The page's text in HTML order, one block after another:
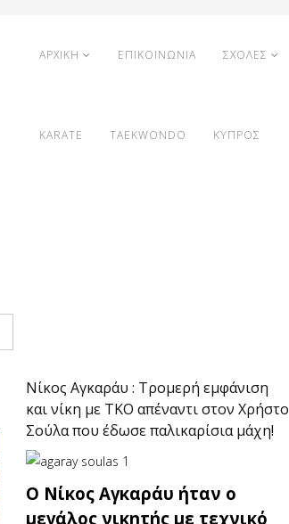
ΑΡΧΙΚΗ ΕΠΙΚΟΙΝΩΝΙΑ ΣΧΟΛΕΣ
KARATE TAEKWONDO ΚΥΠΡΟΣ
Νίκος Αγκαράυ : Τρομερή εμφάνιση
και νίκη με ΤΚΟ απέναντι στον Χρήστο
Σούλα που έδωσε παλικαρίσια μάχη!
Ο Νίκος Αγκαράυ ήταν ο
μεγάλος νικητής με τεχνικό